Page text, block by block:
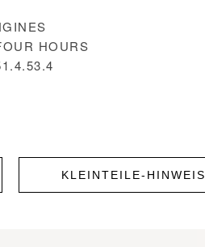
HOURS
KLEINTEILE-HINWEIS